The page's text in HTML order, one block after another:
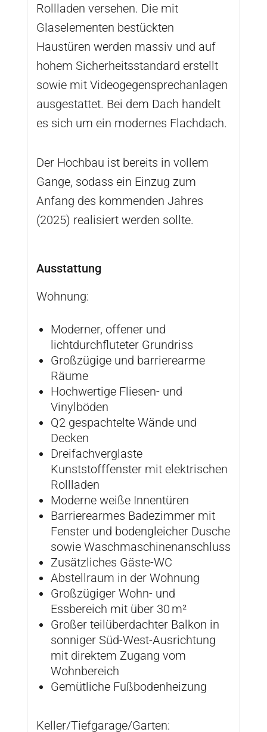
Rollladen versehen. Die mit
Glaselementen bestückten
Haustüren werden massiv und auf
hohem Sicherheitsstandard erstellt
sowie mit Videogegensprechanlagen
ausgestattet. Bei dem Dach handelt
es sich um ein modernes Flachdach.
Der Hochbau ist bereits in vollem
Gange, sodass ein Einzug zum
Anfang des kommenden Jahres
(2025) realisiert werden sollte.
Ausstattung
Wohnung:
Moderner, offener und
lichtdurchfluteter Grundriss
Großzügige und barrierearme
Räume
Hochwertige Fliesen- und
Vinylböden
Q2 gespachtelte Wände und
Decken
Dreifachverglaste
Kunststofffenster mit elektrischen
Rollladen
Moderne weiße Innentüren
Barrierearmes Badezimmer mit
Fenster und bodengleicher Dusche
sowie Waschmaschinenanschluss
Zusätzliches Gäste-WC
Abstellraum in der Wohnung
Großzügiger Wohn- und
Essbereich mit über 30 m²
Großer teilüberdachter Balkon in
sonniger Süd-West-Ausrichtung
mit direktem Zugang vom
Wohnbereich
Gemütliche Fußbodenheizung
Keller/Tiefgarage/Garten: